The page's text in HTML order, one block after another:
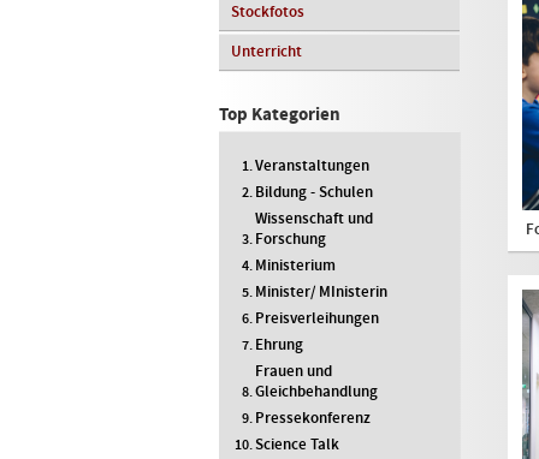
Stockfotos
Unterricht
Top Kategorien
Veranstaltungen
Bildung - Schulen
Wissenschaft und
Forschung
Ministerium
Minister/ MInisterin
Preisverleihungen
Ehrung
Frauen und
Gleichbehandlung
Pressekonferenz
Science Talk